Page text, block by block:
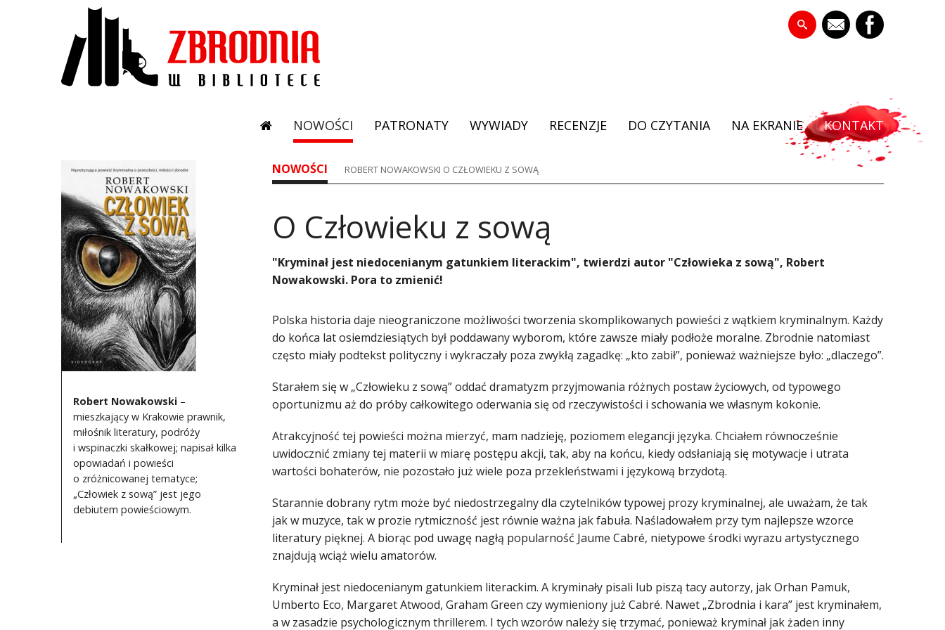
NOWOŚCI PATRONATY WYWIADY RECENZJE DO CZYTANIA NA EKRANIE KONTAKT
Robert Nowakowski –
mieszkający w Krakowie prawnik,
miłośnik literatury, podróży
i wspinaczki skałkowej; napisał kilka
opowiadań i powieści
o zróżnicowanej tematyce;
„Człowiek z sową” jest jego
debiutem powieściowym.
NOWOŚCI ROBERT NOWAKOWSKI O CZŁOWIEKU Z SOWĄ
O Człowieku z sową
"Kryminał jest niedocenianym gatunkiem literackim", twierdzi autor "Człowieka z sową", Robert
Nowakowski. Pora to zmienić!
Polska historia daje nieograniczone możliwości tworzenia skomplikowanych powieści z wątkiem kryminalnym. Każdy
do końca lat osiemdziesiątych był poddawany wyborom, które zawsze miały podłoże moralne. Zbrodnie natomiast
często miały podtekst polityczny i wykraczały poza zwykłą zagadkę: „kto zabił”, ponieważ ważniejsze było: „dlaczego”.
Starałem się w „Człowieku z sową” oddać dramatyzm przyjmowania różnych postaw życiowych, od typowego
oportunizmu aż do próby całkowitego oderwania się od rzeczywistości i schowania we własnym kokonie.
Atrakcyjność tej powieści można mierzyć, mam nadzieję, poziomem elegancji języka. Chciałem równocześnie
uwidocznić zmiany tej materii w miarę postępu akcji, tak, aby na końcu, kiedy odsłaniają się motywacje i utrata
wartości bohaterów, nie pozostało już wiele poza przekleństwami i językową brzydotą.
Starannie dobrany rytm może być niedostrzegalny dla czytelników typowej prozy kryminalnej, ale uważam, że tak
jak w muzyce, tak w prozie rytmiczność jest równie ważna jak fabuła. Naśladowałem przy tym najlepsze wzorce
literatury pięknej. A biorąc pod uwagę nagłą popularność Jaume Cabré, nietypowe środki wyrazu artystycznego
znajdują wciąż wielu amatorów.
Kryminał jest niedocenianym gatunkiem literackim. A kryminały pisali lub piszą tacy autorzy, jak Orhan Pamuk,
Umberto Eco, Margaret Atwood, Graham Green czy wymieniony już Cabré. Nawet „Zbrodnia i kara” jest kryminałem,
a w zasadzie psychologicznym thrillerem. I tych wzorów należy się trzymać, ponieważ kryminał jak żaden inny